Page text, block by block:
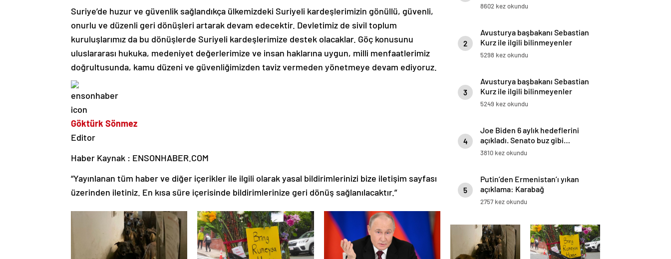
Suriye’de huzur ve güvenlik sağlandıkça ülkemizdeki Suriyeli kardeşlerimizin gönüllü, güvenli,
onurlu ve düzenli geri dönüşleri artarak devam edecektir. Devletimiz de sivil toplum
kuruluşlarımız da bu dönüşlerde Suriyeli kardeşlerimize destek olacaklar. Göç konusunu
uluslararası hukuka, medeniyet değerlerimize ve insan haklarına uygun, milli menfaatlerimiz
doğrultusunda, kamu düzeni ve güvenliğimizden taviz vermeden yönetmeye devam ediyoruz.
Göktürk Sönmez
Editor
Haber Kaynak : ENSONHABER.COM
“Yayınlanan tüm haber ve diğer içerikler ile ilgili olarak yasal bildirimlerinizi bize iletişim sayfası
üzerinden iletiniz. En kısa süre içerisinde bildirimlerinize geri dönüş sağlanılacaktır.”
8602 kez okundu
2
Avusturya başbakanı Sebastian
Kurz ile ilgili bilinmeyenler
5298 kez okundu
3
Avusturya başbakanı Sebastian
Kurz ile ilgili bilinmeyenler
5249 kez okundu
4
Joe Biden 6 aylık hedeflerini
açıkladı. Senato buz gibi…
3810 kez okundu
5
Putin’den Ermenistan’ı yıkan
açıklama: Karabağ
Azerbaycan’ın ayrılmaz bir
2757 kez okundu